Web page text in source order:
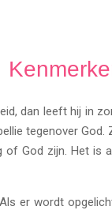
dan leeft hij in
tegenover
of God zijn. Het is
er wordt